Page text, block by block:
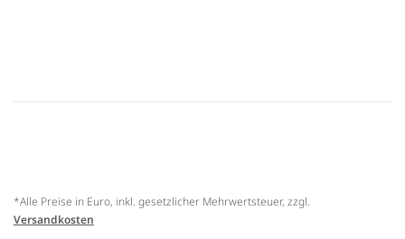
*Alle Preise in Euro, inkl. gesetzlicher Mehrwertsteuer, zzgl.
Versandkosten